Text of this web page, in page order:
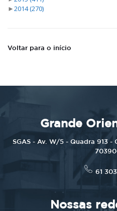
►2014(270)
Voltar para o início
Grande
SGAS - Av. W/5 - Quadra 913 -
61
Nossas